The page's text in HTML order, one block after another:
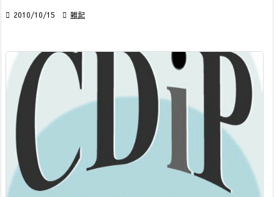
 2010/10/15  雑記